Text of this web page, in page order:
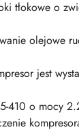
tłokowe o
olejowe
jest
410 o mocy